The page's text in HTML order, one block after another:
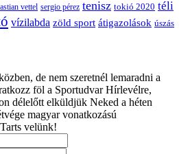
vettel sergio pérez tenisz tokió 2020 téli
vízilabda zöld sport átigazolások úszás
de nem szeretnél lemaradni a
föl a Sportudvar Hírlevélre,
délelőtt elküldjük Neked a héten
magyar vonatkozású
velünk!